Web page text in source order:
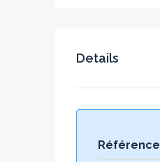
Details
Référence